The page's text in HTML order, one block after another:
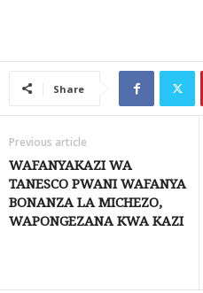
Share
Previous article
WAFANYAKAZI WA
TANESCO PWANI WAFANYA
BONANZA LA MICHEZO,
WAPONGEZANA KWA KAZI